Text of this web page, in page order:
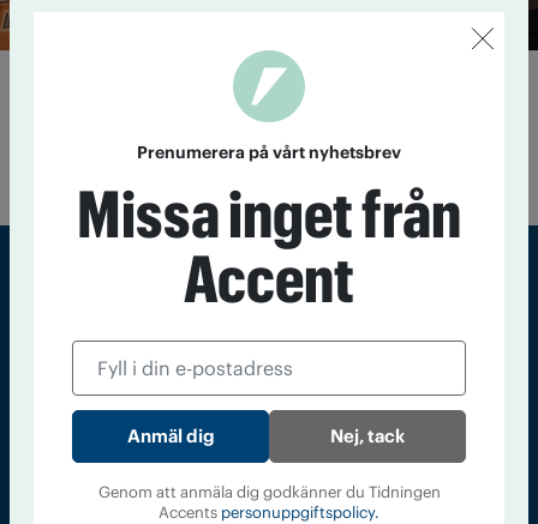
Sametinget antar alkoholpolicy
Sametinget tar ett steg mot nykterhet med en
nyantagen alkohol- och drogpolicy. Och regeringen satsar på
att bygga ett kunskapsnätverk för samisk hälsa.
Tidningen Accent, A4, Bondegatan 21, 116 33 Stockholm
accent@iogt.se
Chefredaktör och ansvarig utgivare: Barbro Janson Lundkvist,
barbro@a4.se.
Prenumerera på vårt nyhetsbrev
Missa inget från
Accent
Nej, tack
Genom att anmäla dig godkänner du Tidningen
Accents personuppgiftspolicy.